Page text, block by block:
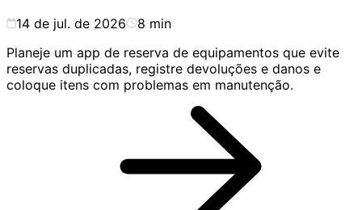
14 de jul. de 2026 8 min
Planeje um app de reserva de equipamentos que evite
reservas duplicadas, registre devoluções e danos e
coloque itens com problemas em manutenção.